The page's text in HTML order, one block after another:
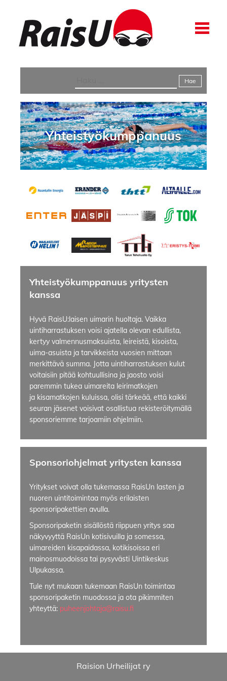
Yhteistyökumppanuus
Yhteistyökumppanuus
Yhteistyökumppanuus yritysten
kanssa
Hyvä RaisU:laisen uimarin huoltaja. Vaikka
uintiharrastuksen voisi ajatella olevan edullista,
kertyy valmennusmaksuista, leireistä, kisoista,
uima-asuista ja tarvikkeista vuosien mittaan
merkittävä summa. Jotta uintiharrastuksen kulut
voitaisiin pitää kohtuullisina ja jaosto voisi
paremmin tukea uimareita leirimatkojen
ja kisamatkojen kuluissa, olisi tärkeää, että kaikki
seuran jäsenet voisivat osallistua rekisteröitymällä
sponsoriemme tarjoamiin ohjelmiin.
Sponsoriohjelmat yritysten kanssa
Yritykset voivat olla tukemassa RaisUn lasten ja
nuoren uintitoimintaa myös erilaisten
sponsoripakettien avulla.
Sponsoripaketin sisällöstä riippuen yritys saa
näkyvyyttä RaisUn kotisivuilla ja somessa,
uimareiden kisapaidassa, kotikisoissa eri
mainosmuodoissa tai pysyvästi Uintikeskus
Ulpukassa.
Tule nyt mukaan tukemaan RaisUn toimintaa
sponsoripaketin muodossa ja ota pikimmiten
yhteyttä: puheenjohtaja@raisu.fi
Raision Urheilijat ry